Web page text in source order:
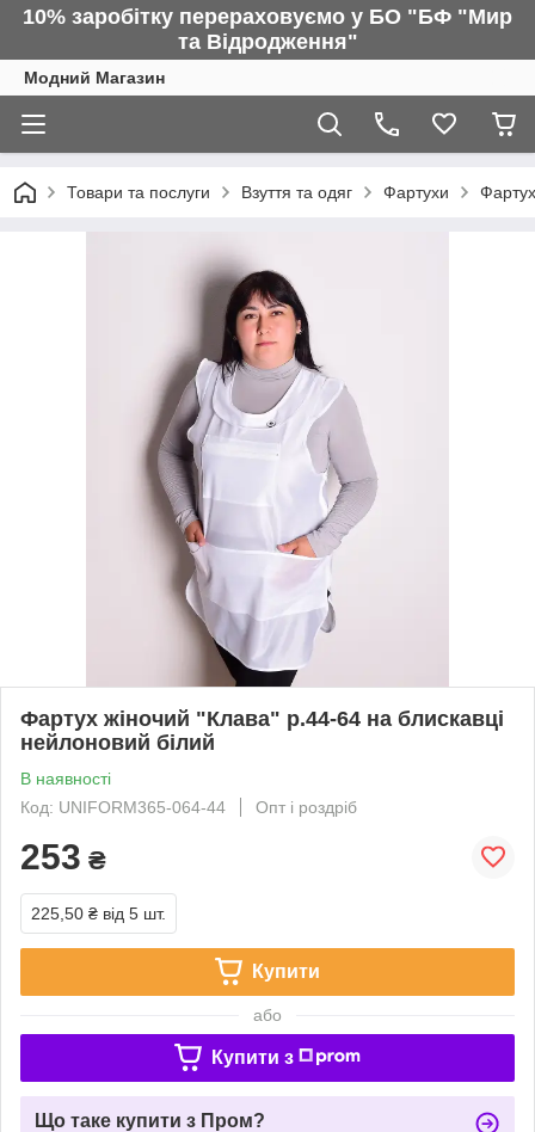
10% заробітку перераховуємо у БО "БФ "Мир
та Відродження"
Модний Магазин
Товари та послуги Взуття та одяг Фартухи
Фартух жіночий "Клава" р.44-64 на блискавці
нейлоновий білий
В наявності
Код: UNIFORM365-064-44
Опт і роздріб
253 ₴
225,50 ₴ від 5 шт.
Купити
або
Купити з
Що таке купити з Пром?